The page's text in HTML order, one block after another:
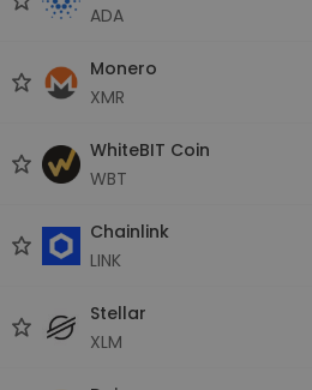
ADA
Monero
XMR
WhiteBIT Coin
WBT
Chainlink
LINK
Stellar
XLM